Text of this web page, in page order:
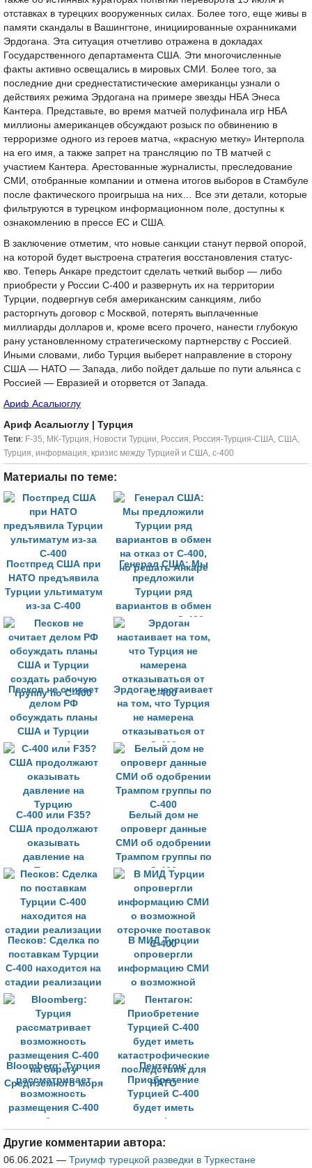
отставках в турецких вооруженных силах. Более того, еще живы в
памяти скандалы в Вашингтоне, инициированные охранниками
Эрдогана. Эта ситуация отчетливо отражена в докладах
Государственного департамента США. Эти многочисленные
факты активно освещались в мировых СМИ. Более того, за
последние дни среднестатистические американцы узнали о
действиях режима Эрдогана на примере звезды НБА Энеса
Кантера. Представьте, во время матчей полуфинала игр НБА
миллионы американцев обсуждают розыск по обвинению в
терроризме одного из героев матча, «красную метку» Интерпола
на его имя, а также запрет на трансляцию по ТВ матчей с
участием Кантера. Арестованные журналисты, преследование
СМИ, отобранные компании и отмена итогов выборов в Стамбуле
после фактического проигрыша на них… Все эти детали, которые
фильтруются в турецком информационном поле, доступны к
ознакомлению в прессе ЕС и США.
В заключение отметим, что новые санкции станут первой опорой,
на которой будет выстроена стратегия восстановления статус-
кво. Теперь Анкаре предстоит сделать четкий выбор — либо
приобрести у России С-400 и развернуть их на территории
Турции, подвергнув себя американским санкциям, либо
расторгнуть договор с Москвой, потерять выплаченные
миллиарды долларов и, кроме всего прочего, нанести глубокую
рану установленному стратегическому партнерству с Россией.
Иными словами, либо Турция выберет направление в сторону
США — НАТО — Запада, либо пойдет дальше по пути альянса с
Россией — Евразией и оторвется от Запада.
Ариф Асалыоглу
Ариф Асалыоглу
| Турция
Tеги: F-35, МК-Турция, Новости Турции, Россия, Россия-Турция-США, США,
Турция, информация, кризис между Турцией и США, с-400
Материалы по теме:
Постпред США при
НАТО предъявила
Турции ультиматум
из-за С-400
Генерал США: Мы
предложили
Турции ряд
вариантов в обмен
на отказ от С-400,
но решать Анкаре
Песков не считает
делом РФ
обсуждать планы
США и Турции
создать рабочую
группу по С-400
Эрдоган настаивает
на том, что Турция
не намерена
отказываться от
С-400
С-400 или F35?
США продолжают
оказывать
давление на
Турцию
Белый дом не
опроверг данные
СМИ об одобрении
Трампом группы по
С-400
Песков: Сделка по
поставкам Турции
С-400 находится на
стадии реализации
В МИД Турции
опровергли
информацию СМИ
о возможной
отсрочке поставок
С-400
Bloomberg: Турция
рассматривает
возможность
размещения С-400
на берегу
Средиземного моря
Пентагон:
Приобретение
Турцией С-400
будет иметь
катастрофические
НАТО
Другие комментарии автора:
06.06.2021 — Триумф турецкой разведки в Туркестане